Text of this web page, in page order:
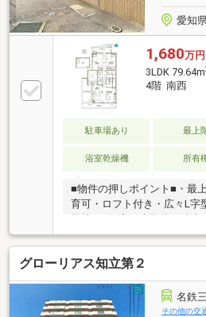
愛知
1,680万円
3LDK 79.64m
4階 南西
駐車場あり 最上
浴室乾燥機 所有
■物件の押しポイント■・最
育可・ロフト付き・広々L字
学校■・知立西小学校 徒歩
歩22分！
談OK！！～＞＞0565-47-
件の詳細やローンのご相談
い！自己資金0円、自営業の
ど資金面の相談も大歓迎で
数ご用意しております♪【キ
グローリアス知立第２
名鉄
その他の交